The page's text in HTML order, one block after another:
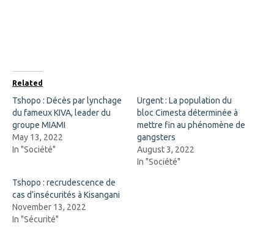
b
o
o
k
(
O
p
e
n
s
i
w
w
i
n
d
o
i
n
n
e
w
w
)
Related
Tshopo : Décès par lynchage
du fameux KIVA, leader du
groupe MIAMI
May 13, 2022
In "Société"
Urgent : La population du
bloc Cimesta déterminée à
mettre fin au phénomène de
gangsters
August 3, 2022
In "Société"
Tshopo : recrudescence de
cas d’insécurités à Kisangani
November 13, 2022
In "Sécurité"